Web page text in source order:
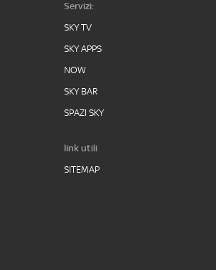
Servizi:
SKY TV
SKY APPS
NOW
SKY BAR
SPAZI SKY
link utili
SITEMAP